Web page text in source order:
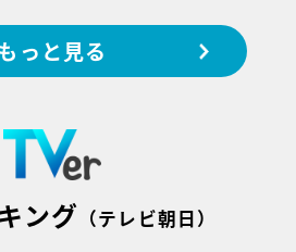
っと見る
ング （テレビ朝日）